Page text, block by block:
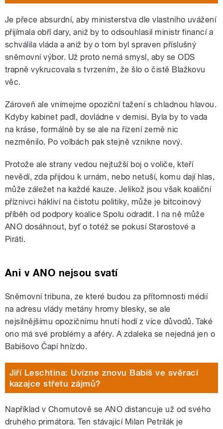
Je přece absurdní, aby ministerstva dle vlastního uvážení
přijímala obří dary, aniž by to odsouhlasil ministr financí a
schválila vláda a aniž by o tom byl spraven příslušný
sněmovní výbor. Už proto nemá smysl, aby se ODS
trapně vykrucovala s tvrzením, že šlo o čistě Blažkovu
věc.
Zároveň ale vnímejme opoziční tažení s chladnou hlavou.
Kdyby kabinet padl, dovládne v demisi. Byla by to vada
na kráse, formálně by se ale na řízení země nic
nezměnilo. Po volbách pak stejně vznikne nový.
Protože ale strany vedou nejtužší boj o voliče, kteří
nevědí, zda přijdou k urnám, nebo netuší, komu dají hlas,
může záležet na každé kauze. Jelikož jsou však koaliční
příznivci hákliví na čistotu politiky, může je bitcoinový
příběh od podpory koalice Spolu odradit. I na ně může
ANO dosáhnout, byť o totéž se pokusí Starostové a
Piráti.
Ani v ANO nejsou svatí
Sněmovní tribuna, ze které budou za přítomnosti médií
na adresu vlády metány hromy blesky, se ale
nejsilnějšímu opozičnímu hnutí hodí z více důvodů. Také
ono má své problémy a aféry. A zdaleka se nejedná jen o
Babišovo Čapí hnízdo.
Jiří Leschtina: Uvízne znovu Babiš ve svěrací
kazajce střetu zájmů?
Například v Chomutově se ANO distancuje už od svého
druhého primátora. Ten stávající Milan Petrilák je